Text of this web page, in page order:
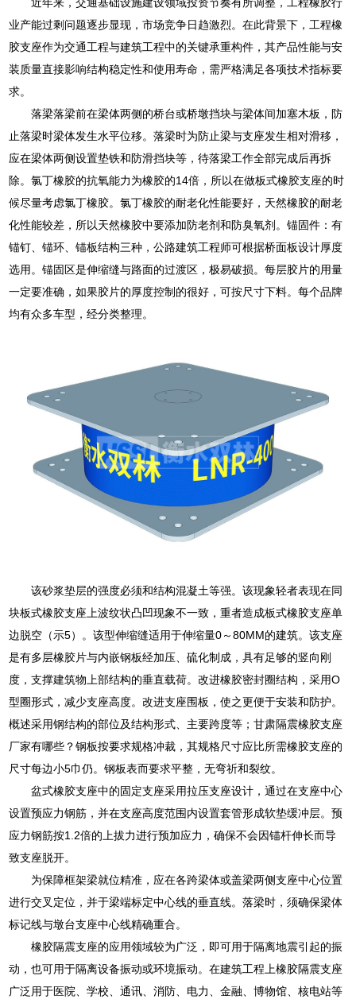
业产能过剩问题逐步显现，市场竞争日趋激烈。在此背景下，工程橡
胶支座作为交通工程与建筑工程中的关键承重构件，其产品性能与安
装质量直接影响结构稳定性和使用寿命，需严格满足各项技术指标要
求。
落梁落梁前在梁体两侧的桥台或桥墩挡块与梁体间加塞木板，防
止落梁时梁体发生水平位移。落梁时为防止梁与支座发生相对滑移，
应在梁体两侧设置垫铁和防滑挡块等，待落梁工作全部完成后再拆
除。氯丁橡胶的抗氧能力为橡胶的14倍，所以在做板式橡胶支座的时
候尽量考虑氯丁橡胶。氯丁橡胶的耐老化性能要好，天然橡胶的耐老
化性能较差，所以天然橡胶中要添加防老剂和防臭氧剂。锚固件：有
锚钉、锚环、锚板结构三种，公路建筑工程师可根据桥面板设计厚度
选用。锚固区是伸缩缝与路面的过渡区，极易破损。每层胶片的用量
一定要准确，如果胶片的厚度控制的很好，可按尺寸下料。每个品牌
均有众多车型，经分类整理。
该砂浆垫层的强度必须和结构混凝土等强。该现象轻者表现在同
块板式橡胶支座上波纹状凸凹现象不一致，重者造成板式橡胶支座单
边脱空（示5）。该型伸缩缝适用于伸缩量0～80MM的建筑。该支座
是有多层橡胶片与内嵌钢板经加压、硫化制成，具有足够的竖向刚
度，支撑建筑物上部结构的垂直载荷。改进橡胶密封圈结构，采用O
型圈形式，减少支座高度。改进支座围板，使之更便于安装和防护。
概述采用钢结构的部位及结构形式、主要跨度等；甘肃隔震橡胶支座
厂家有哪些？钢板按要求规格冲裁，其规格尺寸应比所需橡胶支座的
尺寸每边小5巾仍。钢板表而要求平整，无弯祈和裂纹。
盆式橡胶支座中的固定支座采用拉压支座设计，通过在支座中心
设置预应力钢筋，并在支座高度范围内设置套管形成软垫缓冲层。预
应力钢筋按1.2倍的上拔力进行预加应力，确保不会因锚杆伸长而导
致支座脱开。
为保障框架梁就位精准，应在各跨梁体或盖梁两侧支座中心位置
进行交叉定位，并于梁端标定中心线的垂直线。落梁时，须确保梁体
标记线与墩台支座中心线精确重合。
橡胶隔震支座的应用领域较为广泛，即可用于隔离地震引起的振
动，也可用于隔离设备振动或环境振动。在建筑工程上橡胶隔震支座
广泛用于医院、学校、通讯、消防、电力、金融、博物馆、核电站等